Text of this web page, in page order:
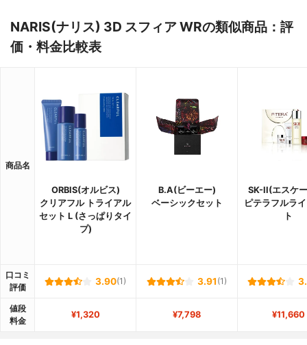
NARIS(ナリス) 3D スフィア WRの類似商品：評
価・料金比較表
商品名
ORBIS(オルビス)
クリアフル トライアル
セット L (さっぱりタイ
プ)
B.A(ビーエー)
ベーシックセット
SK-II(エスケ
ピテラフルラ
ト
口コミ
評価
3.90(1) 3.91 (1)
値段
料金
¥1,320 ¥7,798 ¥11,660